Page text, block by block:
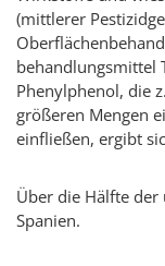
(mittlerer
behandlungsmittel
Phenylphenol, die
größeren Mengen
einfließen, ergibt
Über die Hälfte
Spanien.